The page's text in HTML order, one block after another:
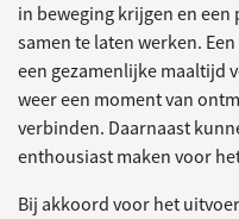
in beweging krijgen en
samen te laten werken.
een gezamenlijke maaltijd
weer een moment van
verbinden. Daarnaast
enthousiast maken voor
Bij akkoord voor het